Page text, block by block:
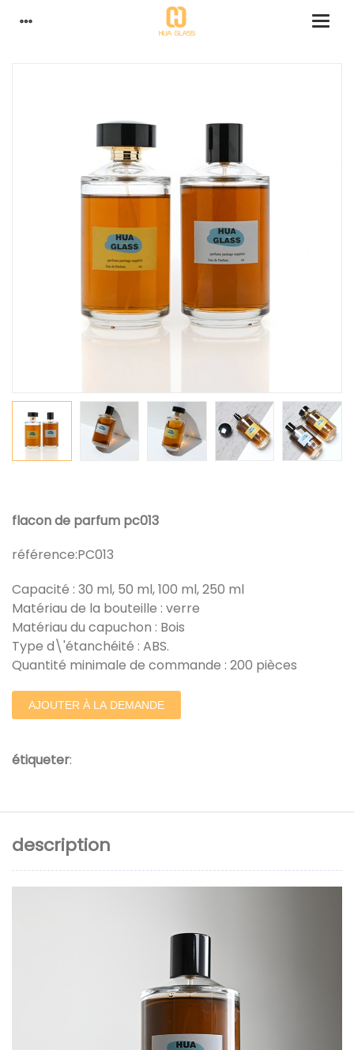
flacon de parfum pc013
référence:PC013
Capacité : 30 ml, 50 ml, 100 ml, 250 ml
Matériau de la bouteille : verre
Matériau du capuchon : Bois
Type d\'étanchéité : ABS.
Quantité minimale de commande : 200 pièces
AJOUTER À LA DEMANDE
étiqueter:
description